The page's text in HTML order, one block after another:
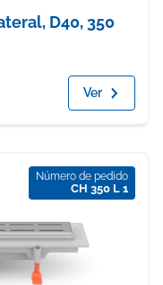
D40, 350
Ver
Número de pedido
CH 350 L 1